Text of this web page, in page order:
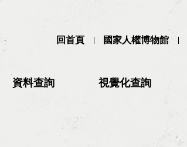
回首頁 國家人權博物館
資料查詢 視覺化查詢